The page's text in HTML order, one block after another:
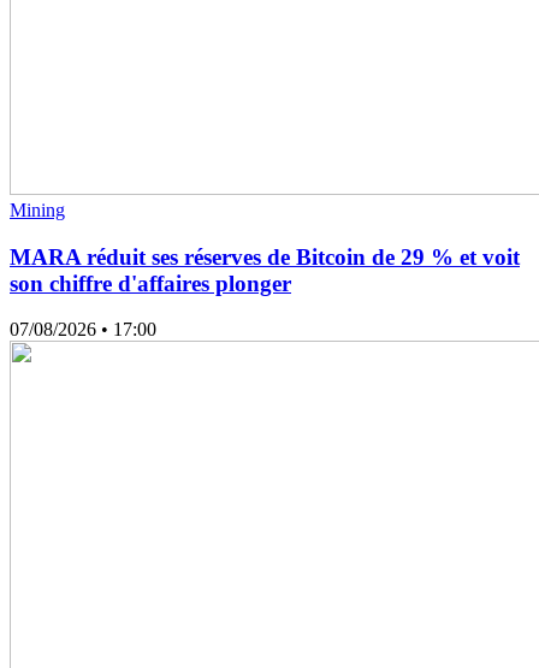
Mining
MARA réduit ses réserves de Bitcoin de 29 % et voit
son chiffre d'affaires plonger
07/08/2026 • 17:00